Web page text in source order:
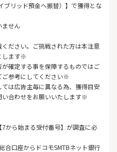
ブリッド預金へ振替）】で獲得とな
ません
ださい。ご挑戦された方は本注意
します※
確定する事を保障するものではご
ご参考にしてください※
は広告主毎に異なる為、獲得目安
い合わせをお願いいたします※
から始まる受付番号】が調査に必
合口座からドコモSMTBネット銀行